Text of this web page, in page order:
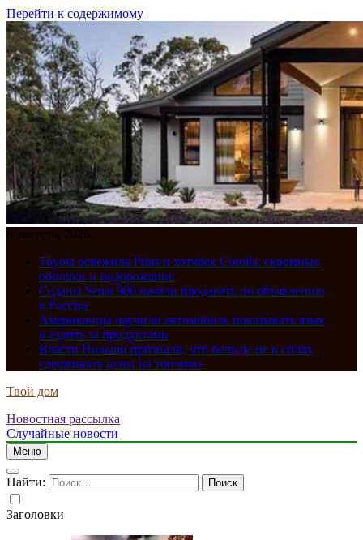
Перейти к содержимому
8 августа, 2026
Toyota освежила Prius и хэтчбек Corolla: скромные
обновки и подорожание
Седаны Senat 900 начали продавать по объявлению
в России
Американцы научили автомобиль показывать язык
и ездить за продуктами
Власти Польши признали, что больше не в силах
сдерживать цены на топливо
Твой дом
Новостная рассылка
Случайные новости
Меню
Найти:
Заголовки